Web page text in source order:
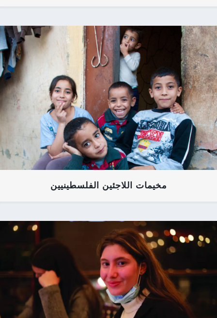
مخيمات اللاجئين الفلسطينيين